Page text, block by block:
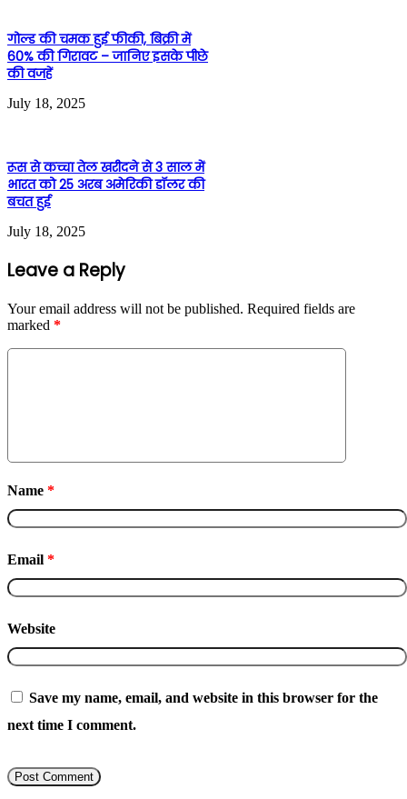
गोल्ड की चमक हुई फीकी, बिक्री में
60% की गिरावट – जानिए इसके पीछे
की वजहें
July 18, 2025
रूस से कच्चा तेल खरीदने से 3 साल में
भारत को 25 अरब अमेरिकी डॉलर की
बचत हुई
July 18, 2025
Leave a Reply
Your email address will not be published. Required fields are
marked *
Name *
Email *
Website
Save my name, email, and website in this browser for the
next time I comment.